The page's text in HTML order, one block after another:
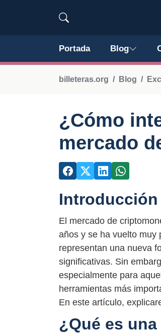
Portada Blog
billeteras.org Blog
¿Cómo
mercado
Introducción
El mercado de
años y se ha vuelto muy
representan una nueva
significativas. Sin
especialmente para
herramientas más
En este artículo,
¿Qué es